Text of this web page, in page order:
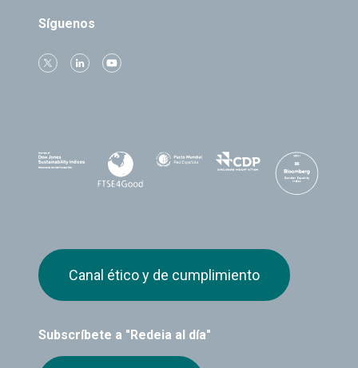
Síguenos
Subscríbete a "Redeia al día"
Canal ético y de cumplimiento